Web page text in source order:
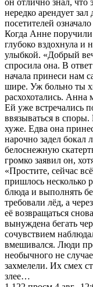
нередко арендует
посетителей
Когда Анне
глубоко вздохнула и
улыбкой. «Добрый
спросила она. В
начала принеси нам
шире. Уж больно ты
расхохотались. Анна
Ей уже встречались
ввязываться в споры.
хуже. Едва она
нарочно задел бокал
белоснежную
громко заявил он,
«Простите, сейчас
пришлось несколько
блюда и выполнять
требовали лёд, а
её возвращаться
вынуждена бегать
сочувствием
вмешивался. Люди
необычного не
захмелели. Их смех
злее…